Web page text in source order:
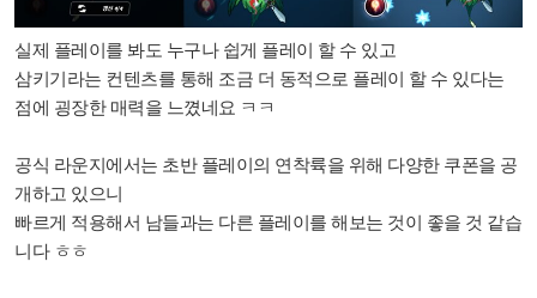
실제 플레이를 봐도 누구나 쉽게 플레이 할 수 있고
삼키기라는 컨텐츠를 통해 조금 더 동적으로 플레이 할 수 있다는
점에 굉장한 매력을 느꼈네요 ㅋㅋ
공식 라운지에서는 초반 플레이의 연착륙을 위해 다양한 쿠폰을 공
개하고 있으니
빠르게 적용해서 남들과는 다른 플레이를 해보는 것이 좋을 것 같습
니다 ㅎㅎ